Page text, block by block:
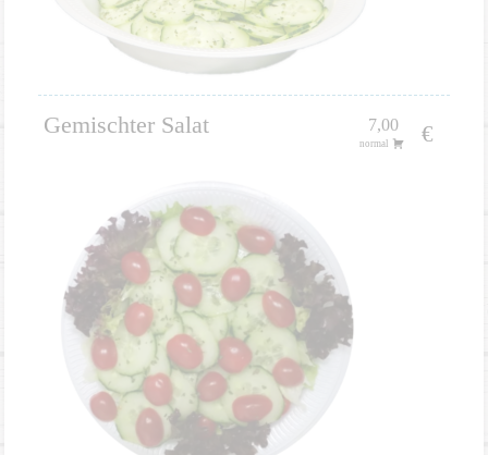
Gemischter Salat 7,00
normal €